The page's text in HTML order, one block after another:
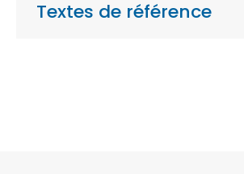
Textes de référence